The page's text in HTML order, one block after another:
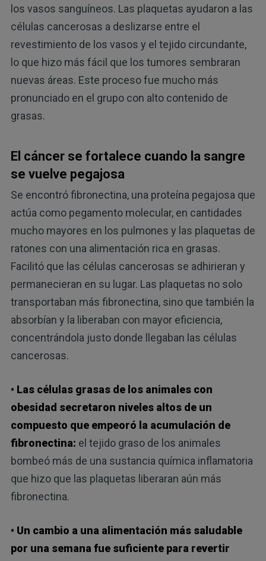
los vasos sanguíneos. Las plaquetas ayudaron a las
células cancerosas a deslizarse entre el
revestimiento de los vasos y el tejido circundante,
lo que hizo más fácil que los tumores sembraran
nuevas áreas. Este proceso fue mucho más
pronunciado en el grupo con alto contenido de
grasas.
El cáncer se fortalece cuando la sangre
se vuelve pegajosa
Se encontró fibronectina, una proteína pegajosa que
actúa como pegamento molecular, en cantidades
mucho mayores en los pulmones y las plaquetas de
ratones con una alimentación rica en grasas.
Facilitó que las células cancerosas se adhirieran y
permanecieran en su lugar. Las plaquetas no solo
transportaban más fibronectina, sino que también la
absorbían y la liberaban con mayor eficiencia,
concentrándola justo donde llegaban las células
cancerosas.
• Las células grasas de los animales con
obesidad secretaron niveles altos de un
compuesto que empeoró la acumulación de
fibronectina: el tejido graso de los animales
bombeó más de una sustancia química inflamatoria
que hizo que las plaquetas liberaran aún más
fibronectina.
• Un cambio a una alimentación más saludable
por una semana fue suficiente para revertir